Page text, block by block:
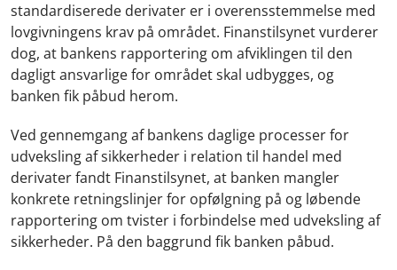
standardiserede derivater er i overensstemmelse med
lovgivningens krav på området. Finanstilsynet vurderer
dog, at bankens rapportering om afviklingen til den
dagligt ansvarlige for området skal udbygges, og
banken fik påbud herom.
Ved gennemgang af bankens daglige processer for
udveksling af sikkerheder i relation til handel med
derivater fandt Finanstilsynet, at banken mangler
konkrete retningslinjer for opfølgning på og løbende
rapportering om tvister i forbindelse med udveksling af
sikkerheder. På den baggrund fik banken påbud.